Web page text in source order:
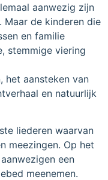
aanwezig zijn
de kinderen die
en familie
stemmige viering
het aansteken van
en natuurlijk
liederen waarvan
meezingen. Op het
een
meenemen.